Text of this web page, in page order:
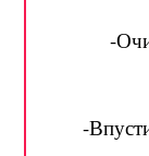
-
-